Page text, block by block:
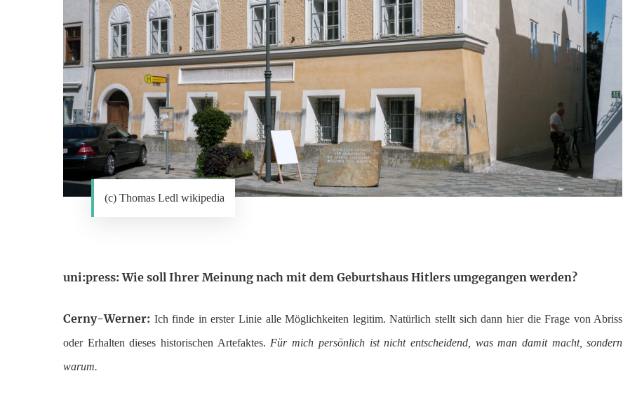
(c) Thomas Ledl wikipedia
uni:press: Wie soll Ihrer Meinung nach mit dem Geburtshaus Hitlers umgegangen werden?
Cerny-Werner: Ich finde in erster Linie alle Möglichkeiten legitim. Natürlich stellt sich dann hier die Frage von Abriss
oder Erhalten dieses historischen Artefaktes. Für mich persönlich ist nicht entscheidend, was man damit macht, sondern
warum.